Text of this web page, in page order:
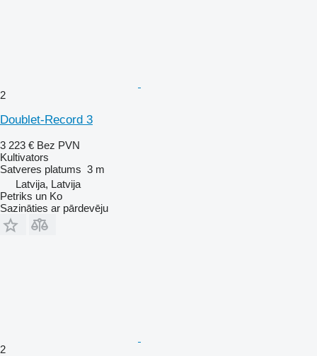
2
Doublet-Record 3
3 223 € Bez PVN
Kultivators
Satveres platums 3 m
Latvija, Latvija
Petriks un Ko
Sazināties ar pārdevēju
2